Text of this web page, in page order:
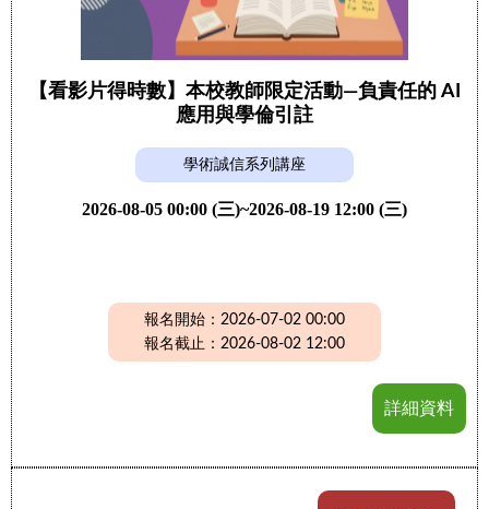
【看影片得時數】本校教師限定活動—負責任的 AI
應用與學倫引註
學術誠信系列講座
2026-08-05 00:00 (三)~2026-08-19 12:00 (三)
報名開始：2026-07-02 00:00
報名截止：2026-08-02 12:00
詳細資料